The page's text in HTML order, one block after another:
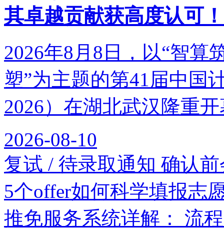
其卓越贡献获高度认可！
2026年8月8日，以“智算
塑”为主题的第41届中国
2026）在湖北武汉隆重
2026-08-10
复试 / 待录取通知 确认
5个offer如何科学填报志
推免服务系统详解： 流